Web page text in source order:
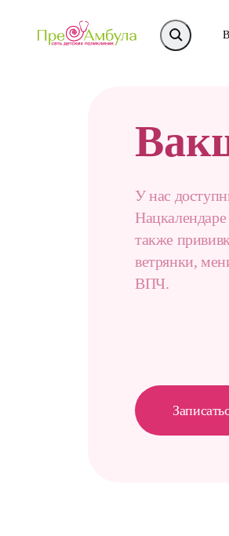
У нас
также
ветрянки,
ВПЧ.